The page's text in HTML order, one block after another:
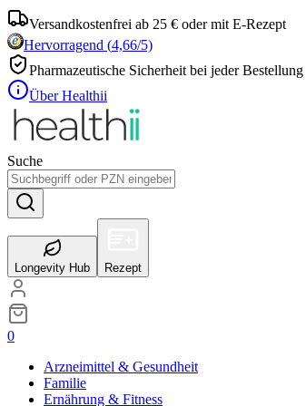
Versandkostenfrei ab 25 € oder mit E-Rezept
Hervorragend (4,66/5)
Pharmazeutische Sicherheit bei jeder Bestellung
Über Healthii
Suche
Longevity Hub Rezept
0
Arzneimittel & Gesundheit
Familie
Ernährung & Fitness